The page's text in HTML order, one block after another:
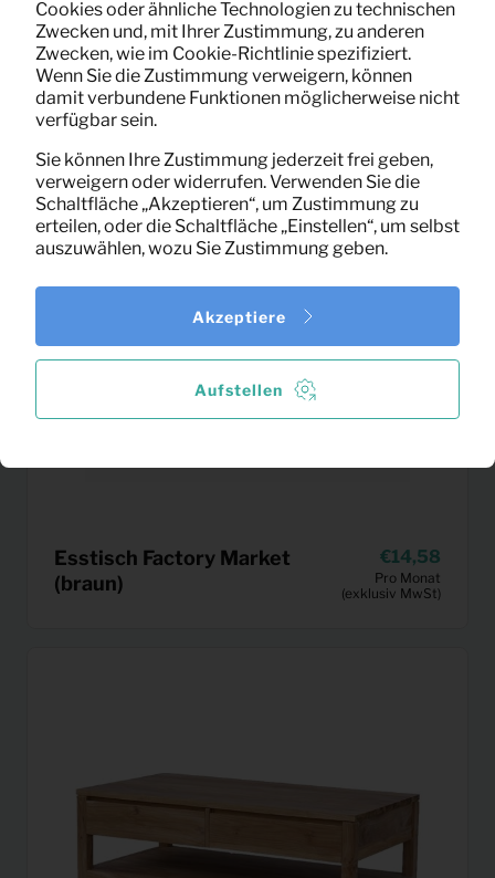
Hängelampe Mesh Ø 28 cm
(schwarz)
1,83
Pro Monat
(exklusiv MwSt)
Esstisch Factory Market
(braun)
14,58
Pro Monat
(exklusiv MwSt)
Cookies oder ähnliche Technologien zu technischen
Zwecken und, mit Ihrer Zustimmung, zu anderen
Zwecken, wie im Cookie-Richtlinie spezifiziert.
Wenn Sie die Zustimmung verweigern, können
damit verbundene Funktionen möglicherweise nicht
verfügbar sein.
Sie können Ihre Zustimmung jederzeit frei geben,
verweigern oder widerrufen. Verwenden Sie die
Schaltfläche „Akzeptieren“, um Zustimmung zu
erteilen, oder die Schaltfläche „Einstellen“, um selbst
auszuwählen, wozu Sie Zustimmung geben.
Aufstellen
Akzeptiere